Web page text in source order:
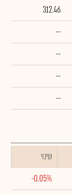
312.46
--
--
--
--
שינוי
-0.05%